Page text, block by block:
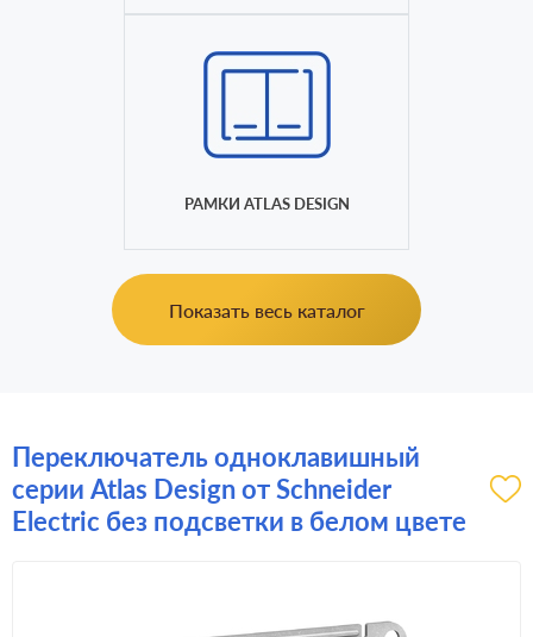
РАМКИ ATLAS DESIGN
Показать весь каталог
Переключатель одноклавишный
серии Atlas Design от Schneider
Electric без подсветки в белом цвете